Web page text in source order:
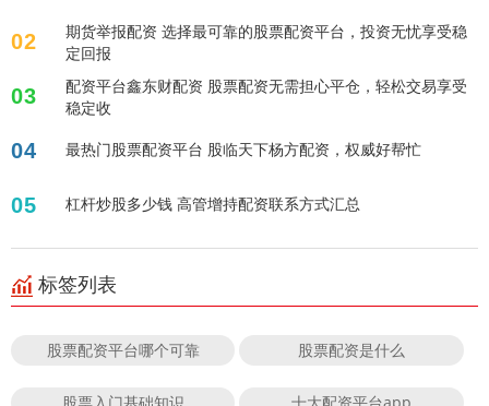
02
期货举报配资 选择最可靠的股票配资平台，投资无忧享受稳
定回报
03
配资平台鑫东财配资 股票配资无需担心平仓，轻松交易享受
稳定收
04 最热门股票配资平台 股临天下杨方配资，权威好帮忙
05 杠杆炒股多少钱 高管增持配资联系方式汇总
标签列表
股票配资平台哪个可靠 股票配资是什么